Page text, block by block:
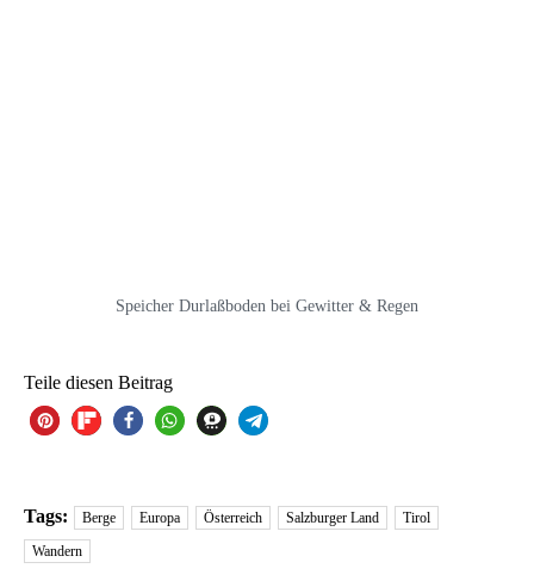
Speicher Durlaßboden bei Gewitter & Regen
Teile diesen Beitrag
19
Tags: Berge Europa Österreich Salzburger Land
Tirol
Wandern